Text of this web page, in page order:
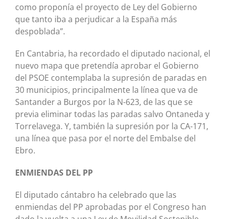
como proponía el proyecto de Ley del Gobierno
que tanto iba a perjudicar a la España más
despoblada”.
En Cantabria, ha recordado el diputado nacional, el
nuevo mapa que pretendía aprobar el Gobierno
del PSOE contemplaba la supresión de paradas en
30 municipios, principalmente la línea que va de
Santander a Burgos por la N-623, de las que se
previa eliminar todas las paradas salvo Ontaneda y
Torrelavega. Y, también la supresión por la CA-171,
una línea que pasa por el norte del Embalse del
Ebro.
ENMIENDAS DEL PP
El diputado cántabro ha celebrado que las
enmiendas del PP aprobadas por el Congreso han